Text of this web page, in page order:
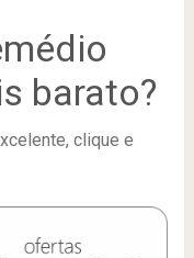
barato?
clique e